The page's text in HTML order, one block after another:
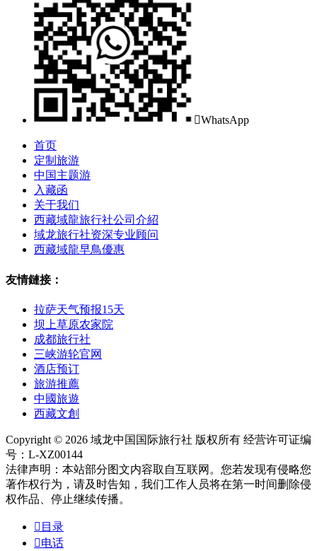
WhatsApp
首页
定制旅游
中国主题游
入藏函
关于我们
西藏域龍旅行社公司介紹
域龙旅行社资深专业顾问
西藏域龍早鳥優惠
友情鏈接：
拉萨天气预报15天
坝上草原农家院
成都旅行社
三峡游轮官网
酒店预订
旅游推薦
中國旅遊
西藏文創
Copyright © 2026 域龙中国国际旅行社 版权所有 经营许可证编
号：L-XZ00144
法律声明：本站部分图文内容取自互联网。您若发现有侵略您
著作权行为，请及时告知，我们工作人员将在第一时间删除侵
权作品、停止继续传播。
 目录
电话